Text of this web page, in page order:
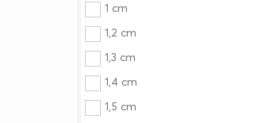
1 cm
1,2 cm
1,3 cm
1,4 cm
1,5 cm